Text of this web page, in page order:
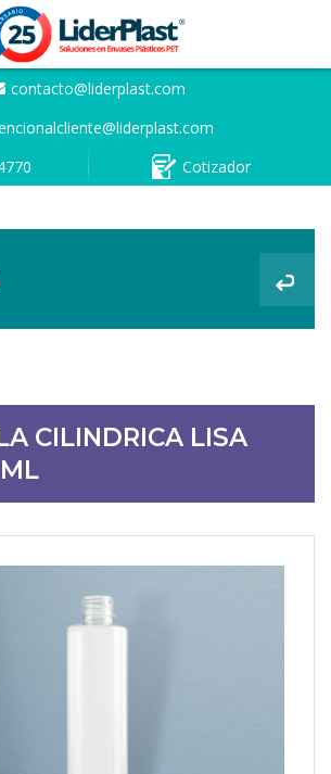
contacto@liderplast.com
Cotizador
CILINDRICA LISA